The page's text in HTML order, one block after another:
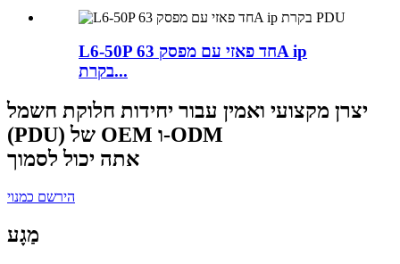
L6-50P חד פאזי עם מפסק 63A ip
בקרת...
יצרן מקצועי ואמין עבור יחידות חלוקת חשמל
(PDU) של OEM ו-ODM
אתה יכול לסמוך
הירשם כמנוי
מַגָע